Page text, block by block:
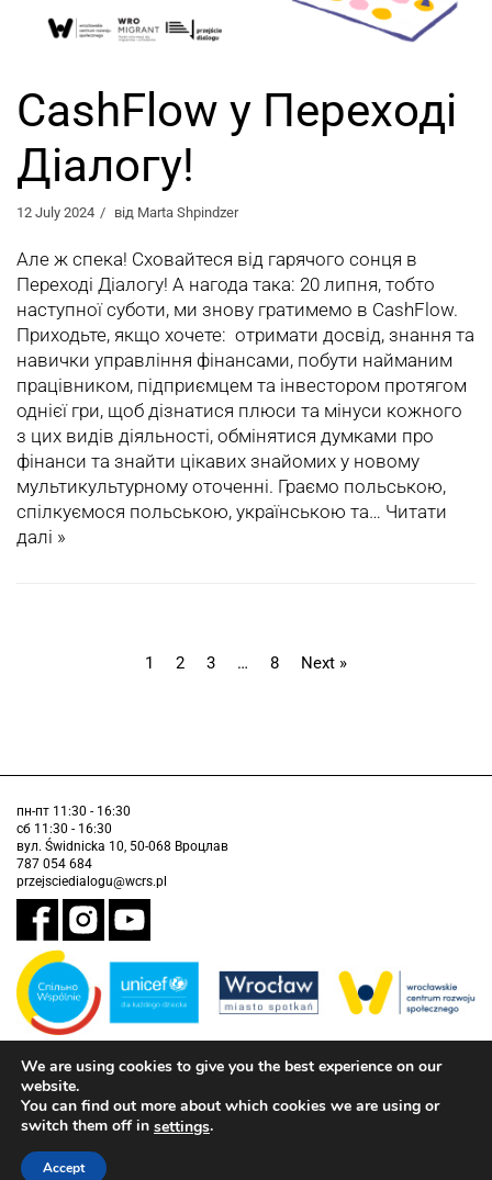
CashFlow у Переході
Діалогу!
12 July 2024 від Marta Shpindzer
Але ж спека! Сховайтеся від гарячого сонця в
Переході Діалогу! А нагода така: 20 липня, тобто
наступної суботи, ми знову гратимемо в CashFlow.
Приходьте, якщо хочете: отримати досвід, знання та
навички управління фінансами, побути найманим
працівником, підприємцем та інвестором протягом
однієї гри, щоб дізнатися плюси та мінуси кожного
з цих видів діяльності, обмінятися думками про
фінанси та знайти цікавих знайомих у новому
мультикультурному оточенні. Граємо польською,
спілкуємося польською, українською та… Читати
далі »
1 2 3 … 8 Next »
пн-пт 11:30 - 16:30
сб 11:30 - 16:30
вул. Świdnicka 10, 50-068 Вроцлав
787 054 684
przejsciedialogu@wcrs.pl
Завдання виконується муніципалітетом Вроцлава у партнерстві з
Дитячим фондом ООН (ЮНІСЕФ).
інформація про доступність
We are using cookies to give you the best experience on our
website.
You can find out more about which cookies we are using or
switch them off in settings.
Accept